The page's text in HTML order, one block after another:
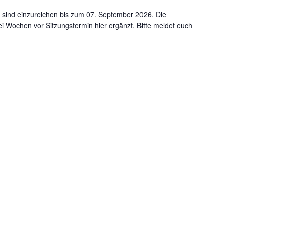
einzureichen bis zum 07. September 2026. Die
Wochen vor Sitzungstermin hier ergänzt. Bitte meldet euch